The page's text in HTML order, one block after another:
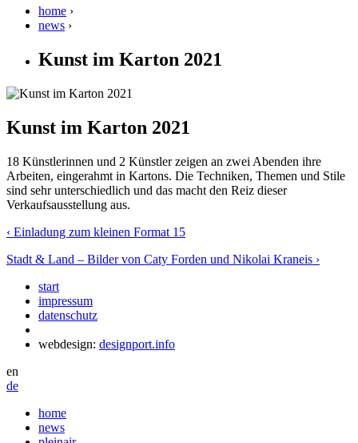
home ›
news ›
Kunst im Karton 2021
Kunst im Karton 2021
18 Künstlerinnen und 2 Künstler zeigen an zwei Abenden ihre
Arbeiten, eingerahmt in Kartons. Die Techniken, Themen und Stile
sind sehr unterschiedlich und das macht den Reiz dieser
Verkaufsausstellung aus.
‹ Einladung zum kleinen Format 15
Stadt & Land – Bilder von Caty Forden und Nikolai Kraneis ›
start
impressum
datenschutz
webdesign: designport.info
en
de
home
news